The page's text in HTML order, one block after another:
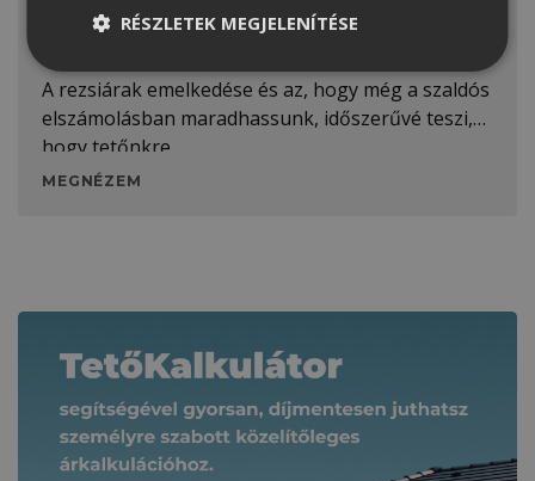
Inverteres kisszótár: ezek a
A rezsiárak emelkedése és az, hogy még a szaldós
elszámolásban maradhassunk, időszerűvé teszi,
hogy tetőnkre
MEGNÉZEM
RÉSZLETEK MEGJELENÍTÉSE